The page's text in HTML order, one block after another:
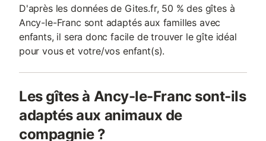
D'après les données de Gites.fr, 50 % des gîtes à
Ancy-le-Franc sont adaptés aux familles avec
enfants, il sera donc facile de trouver le gîte idéal
pour vous et votre/vos enfant(s).
Les gîtes à Ancy-le-Franc sont-ils
adaptés aux animaux de
compagnie ?